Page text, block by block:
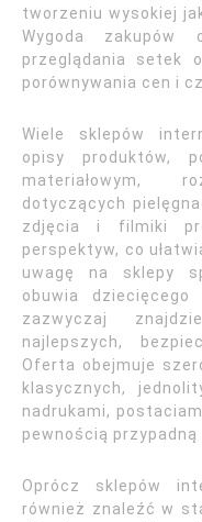
tworzeniu wysokiej
Wygoda zakupów
przeglądania setek
porównywania cen i
Wiele sklepów
opisy produktów,
materiałowym,
dotyczących
zdjęcia i filmiki
perspektyw, co
uwagę na sklepy
obuwia
zazwyczaj
najlepszych,
Oferta obejmuje
klasycznych,
nadrukami,
pewnością przypadną
Oprócz sklepów
również znaleźć w